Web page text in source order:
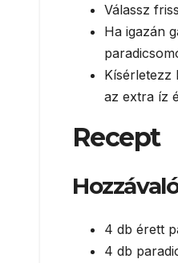
Válassz
Ha igazán
Kísérletezz
az extra íz
Recept
4 db érett
4 db